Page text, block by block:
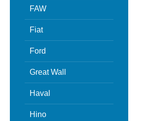
FAW
Fiat
Ford
Great Wall
Haval
Hino